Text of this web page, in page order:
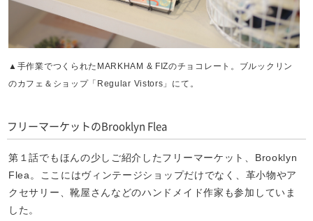
▲手作業でつくられたMARKHAM & FIZのチョコレート。ブルックリン
のカフェ＆ショップ「Regular Vistors」にて。
フリーマーケットのBrooklyn Flea
第１話でもほんの少しご紹介したフリーマーケット、Brooklyn
Flea。ここにはヴィンテージショップだけでなく、革小物やア
クセサリー、靴屋さんなどのハンドメイド作家も参加していま
した。